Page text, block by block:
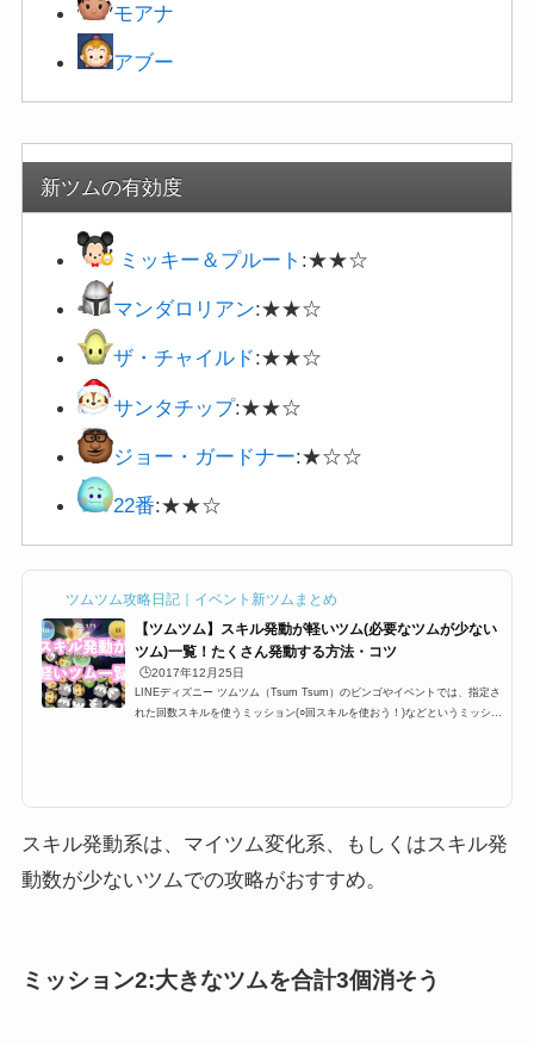
モアナ
アブー
新ツムの有効度
ミッキー＆プルート :★★☆
マンダロリアン:★★☆
ザ・チャイルド:★★☆
サンタチップ:★★☆
ジョー・ガードナー:★☆☆
22番:★★☆
ツムツム攻略日記｜イベント新ツムまとめ
【ツムツム】スキル発動が軽いツム(必要なツムが少ない
ツム)一覧！たくさん発動する方法・コツ
🕒️2017年12月25日
LINEディズニー ツムツム（Tsum Tsum）のビンゴやイベントでは、指定さ
れた回数スキルを使うミッション(○回スキルを使おう！)などというミッショ
「1プレイでスキルを○回使...
スキル発動系は、マイツム変化系、もしくはスキル発
動数が少ないツムでの攻略がおすすめ。
ミッション2:大きなツムを合計3個消そう